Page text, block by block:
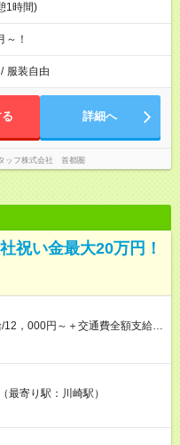
1時間)
！
/ 服装自由
詳細へ
ッフ株式会社 首都圏
祝い金最大20万円！
，000円～＋交通費全額支給 ◆
大200，000円を支給！ 研修手
円×20時間＝24，500円を支給！
、交通費全額支給！ 自動車通
業者さんと協力し合って、早く
手
でのキャリアアップを楽しめ
最寄り駅：川崎駅）